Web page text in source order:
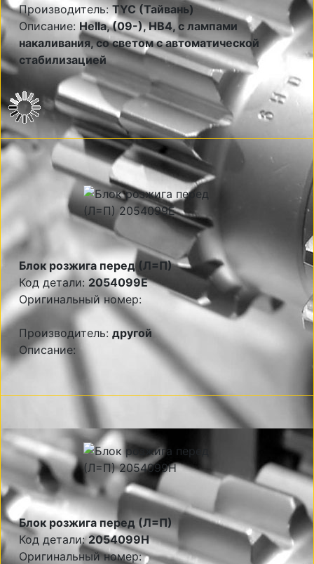
Производитель:TYC (Тайвань)
Описание: Hella, (09-), HB4, с лампами
накаливания, со светом с автоматической
стабилизацией
Блок розжига перед (Л=П)
Код детали:2054099E
Оригинальный номер:
Производитель: другой
Описание:
Блок розжига перед (Л=П)
Код детали:2054099H
Оригинальный номер: